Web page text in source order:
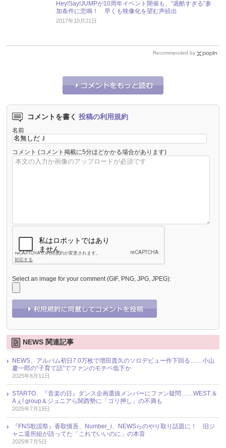
Hey!Say!JUMPが10周年イベント開催も、“過酷すぎる”参
加条件に悲鳴！ 早くも映像化を望む声続出
2017年10月21日
Recommended by
コメントを書く 投稿の利用規約
名前
コメント (コメント掲載に5分ほどかかる場合があります)
Select an image for your comment (GIF, PNG, JPG, JPEG):
NEWS 関連記事
NEWS、アルバム初日7.0万枚で増田貴久のソロデビュー作下回る……小山
慶一郎の“子育て話”でファンのモチベ低下か
2025年8月11日
STARTO、『音楽の日』ダンス企画選抜メンバーにファン疑問……WEST.＆
Aぇ! group＆ジュニアら関西勢に「ゴリ押し」の不満も
2025年7月19日
『FNS歌謡祭』香取慎吾、Number_i、NEWSらのやり取り話題に！ 旧ジ
ャニ退所組が語ってた「これでいいのに」の本音
2025年7月5日